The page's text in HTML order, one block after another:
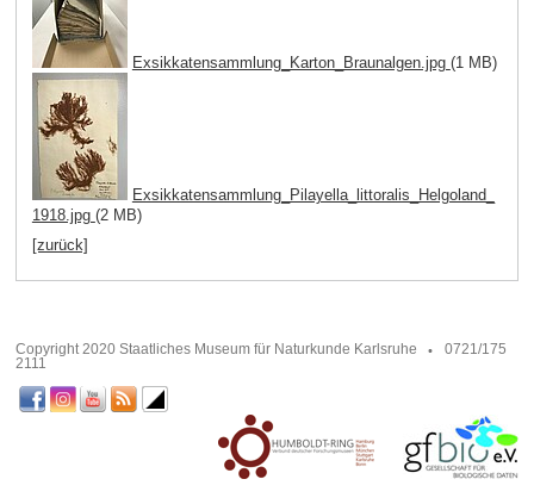
Exsikkatensammlung_Karton_Braunalgen.jpg (1 MB)
Exsikkatensammlung_Pilayella_littoralis_Helgoland_
1918.jpg (2 MB)
[zurück]
Copyright 2020 Staatliches Museum für Naturkunde Karlsruhe
0721/175
2111